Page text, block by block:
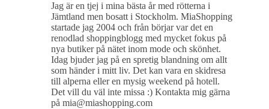
Jag är en tjej i mina bästa år med rötterna i
Jämtland men bosatt i Stockholm. MiaShopping
startade jag 2004 och från börjar var det en
renodlad shoppingblogg med mycket fokus på
nya butiker på nätet inom mode och skönhet.
Idag bjuder jag på en spretig blandning om allt
som händer i mitt liv. Det kan vara en skidresa
till alperna eller en mysig weekend på hotell.
Det vill du väl inte missa :) Kontakta mig gärna
på mia@miashopping.com